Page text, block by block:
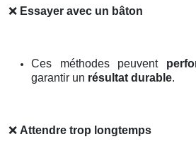
❌ Essayer avec un bâton
Ces méthodes peuvent
garantir un résultat durable.
❌ Attendre trop longtemps